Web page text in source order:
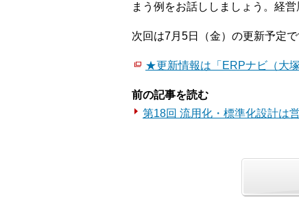
まう例をお話ししましょう。経
次回は7月5日（金）の更新予定で
★更新情報は「ERPナビ（大
前の記事を読む
第18回 流用化・標準化設計は